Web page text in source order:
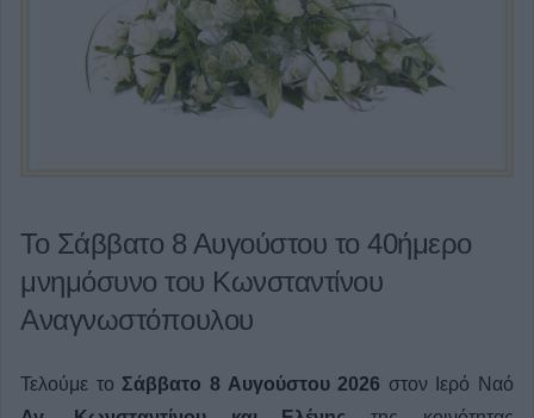
Το Σάββατο 8 Αυγούστου το 40ήμερο
μνημόσυνο του Κωνσταντίνου
Αναγνωστόπουλου
Τελούμε το Σάββατο 8 Αυγούστου 2026 στον Ιερό Ναό